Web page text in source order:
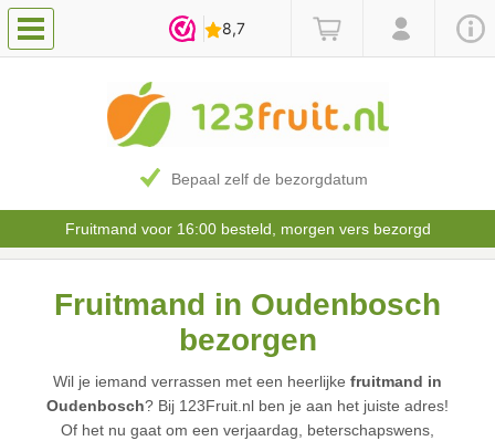
Bepaal zelf de bezorgdatum
Fruitmand voor 16:00 besteld, morgen vers bezorgd
Fruitmand in Oudenbosch
bezorgen
Wil je iemand verrassen met een heerlijke fruitmand in
Oudenbosch? Bij 123Fruit.nl ben je aan het juiste adres!
Of het nu gaat om een verjaardag, beterschapswens,